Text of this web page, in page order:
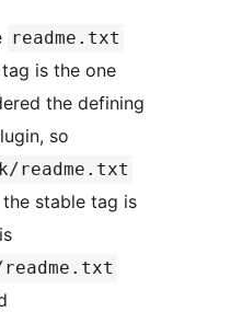
readme.txt
is the one
the defining
so
readme.txt
stable tag is